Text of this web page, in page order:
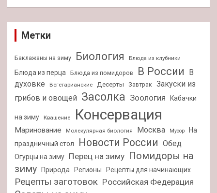
Метки
Баклажаны на зиму Биология Блюда из клубники
Блюда из перца Блюда из помидоров В России
В
духовке
Вегетарианские Десерты Завтрак
Закуски из
грибов и овощей Засолка Зоология Кабачки
на зиму Квашение Консервация
Маринование Молекулярная биология Москва Мусор
На
праздничный стол
Новости России Обед
Огурцы на зиму Перец на зиму Помидоры на
зиму Природа Регионы Рецепты для начинающих
Рецепты заготовок Российская Федерация